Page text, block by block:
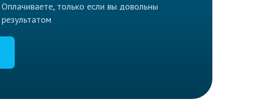
Оплачиваете, только если вы довольны
результатом